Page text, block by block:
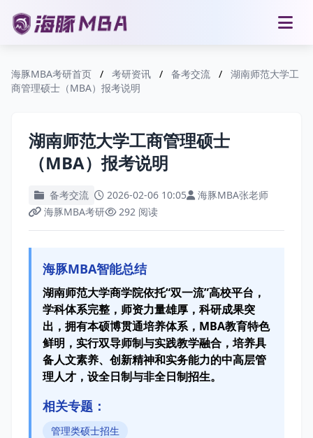
海豚MBA考研首页 / 考研资讯 / 备考交流 /
湖南师范大学工
商管理硕士（MBA）报考说明
湖南师范大学工商管理硕士
（MBA）报考说明
备考交流 2026-02-06 10:05
海豚MBA张老师
海豚MBA考研
292 阅读
海豚MBA智能总结
湖南师范大学商学院依托“双一流”高校平台，
学科体系完整，师资力量雄厚，科研成果突
出，拥有本硕博贯通培养体系，MBA教育特色
鲜明，实行双导师制与实践教学融合，培养具
备人文素养、创新精神和实务能力的中高层管
理人才，设全日制与非全日制招生。
相关专题：
管理类硕士招生